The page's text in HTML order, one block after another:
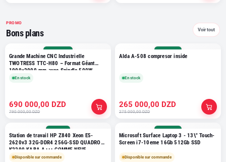
PROMO
Bons plans Voir tout
Grande Machine CNC Industrielle
TWOTRESS TTC-H80 – Format Géant
1000×2000 mm avec Spindle 500W
Haute Précision
En stock
690 000,00 DZD
790 000,00 DZD
AIda A-508 compresor inside
En stock
265 000,00 DZD
275 000,00 DZD
Station de travail HP Z840 Xeon E5-
2620v3 32G-DDR4 256G-SSD QUADRO
K2200 KABA A+++ COMME NEUF
Disponible sur commande
Microsoft Surface Laptop 3 - 13\" Touch-
Screen i7-10eme 16Gb 512Gb SSD
Disponible sur commande